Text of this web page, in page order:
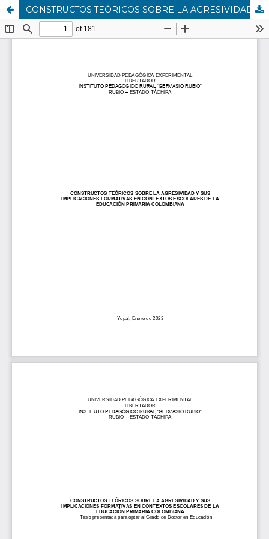
CONSTRUCTOS TEÓRICOS SOBRE LA AGRESIVIDAD Y SUS IMPLICACIONES FORMATIVAS EN CONTEXTOS ESCOLARES DE LA EDUCACIÓN PRIMARIA COLOMBIANA